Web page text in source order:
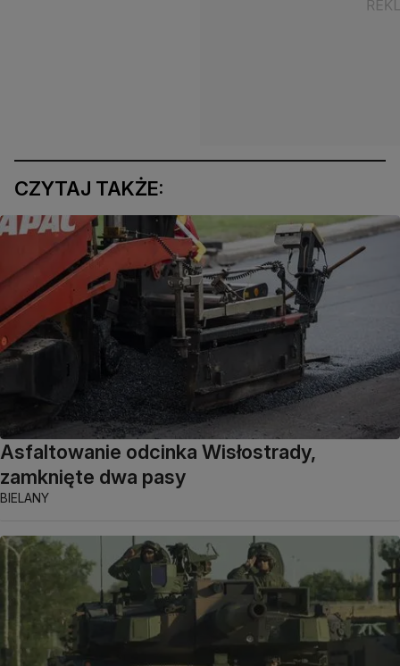
CZYTAJ TAKŻE:
Asfaltowanie odcinka Wisłostrady,
zamknięte dwa pasy
BIELANY